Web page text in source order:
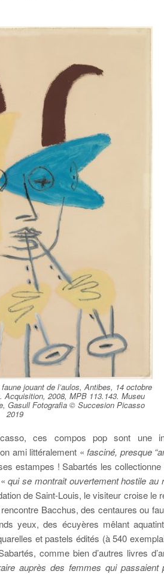
jouant de l’aulos, Antibes, 14 octobre
Acquisition, 2008, MPB 113.143. Museu
Gasull Fotografia © Succesion Picasso
2019
ces compos pop sont une
ami littéralement « fasciné, presque
estampes ! Sabartés les collectionne
«qui se montrait ouvertement hostile au
de Saint-Louis, le visiteur croise le
Bacchus, des centaures ou
yeux, des écuyères mêlant
et pastels édités (à 540
comme bien d’autres livres
auprès des femmes qui passaient